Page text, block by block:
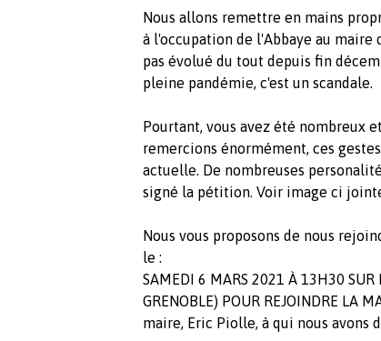
Nous allons remettre en mains
à l'occupation de l'Abbaye au
pas évolué du tout depuis fin
pleine pandémie, c'est un scandale.
Pourtant, vous avez été nombreux
remercions énormément, ces
actuelle. De nombreuses
signé la pétition. Voir image ci
Nous vous proposons de nous
le :
SAMEDI 6 MARS 2021 À 13H30 SUR
GRENOBLE) POUR REJOINDRE LA
maire, Eric Piolle, à qui nous avons